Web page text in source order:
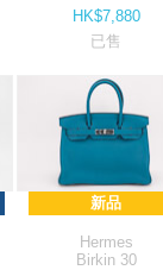
HK$7,880
已售
新品
Hermes
Birkin 30